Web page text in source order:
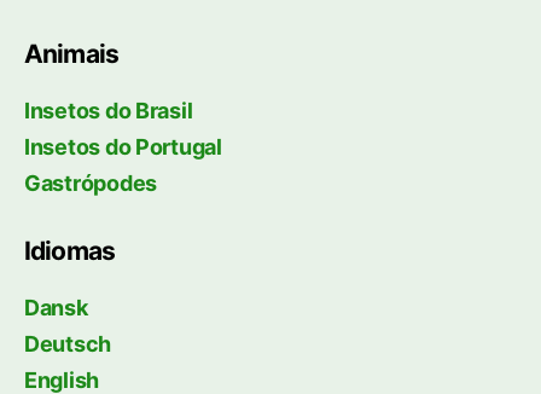
Animais
Insetos do Brasil
Insetos do Portugal
Gastrópodes
Idiomas
Dansk
Deutsch
English